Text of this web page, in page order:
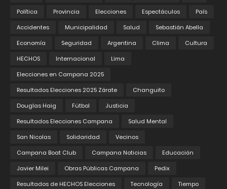
Política
Provincia Elecciones Espectáculos
País
Accidentes
Municipalidad Salud
Sebastián Abella
Economía
Seguridad Argentina Clima
Cultura
HECHOS
Internacional
Lima
Elecciones en Campana 2025
Resultados Elecciones 2025 Zárate
Changuito
Douglas Haig
Fútbol
Justicia
Resultados Elecciones Campana
Salud Mental
San Nicolas
Solidaridad
Vecinos
Campana Boat Club
Campana Noticias
Educación
Javier Milei
Obras Públicas Campana
Pedix
Resultados de HECHOS Elecciones
Tecnología
Tiempo